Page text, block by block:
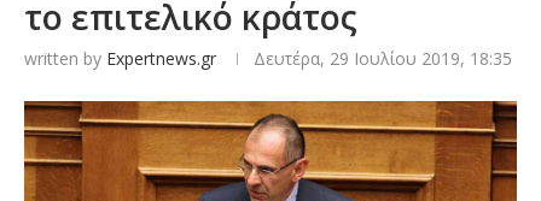
το επιτελικό κράτος
written by Expertnews.gr Δευτέρα, 29 Ιουλίου 2019, 18:35